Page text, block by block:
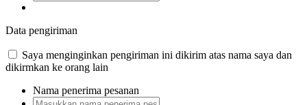
Data pengiriman
Saya menginginkan pengiriman ini dikirim atas nama saya dan
dikirmkan ke orang lain
Nama penerima pesanan